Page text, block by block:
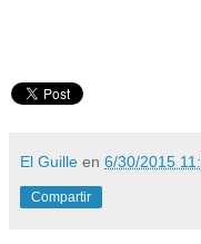
El Guille en 6/30/2015
Compartir